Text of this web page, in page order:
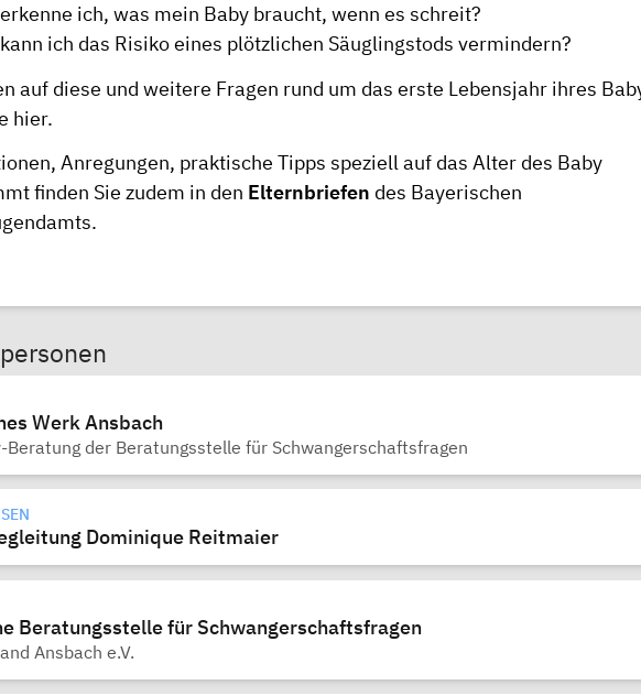
ich, was mein Baby braucht, wenn es schreit?
ich das Risiko eines plötzlichen Säuglingstods vermindern?
auf diese und weitere Fragen rund um das erste Lebensjahr ihres
hier.
Anregungen, praktische Tipps speziell auf das Alter des Baby
finden Sie zudem in den Elternbriefen des Bayerischen
.
Werk Ansbach
Beratung der Beratungsstelle für Schwangerschaftsfragen
Dominique Reitmaier
Beratungsstelle für Schwangerschaftsfragen
Ansbach e.V.